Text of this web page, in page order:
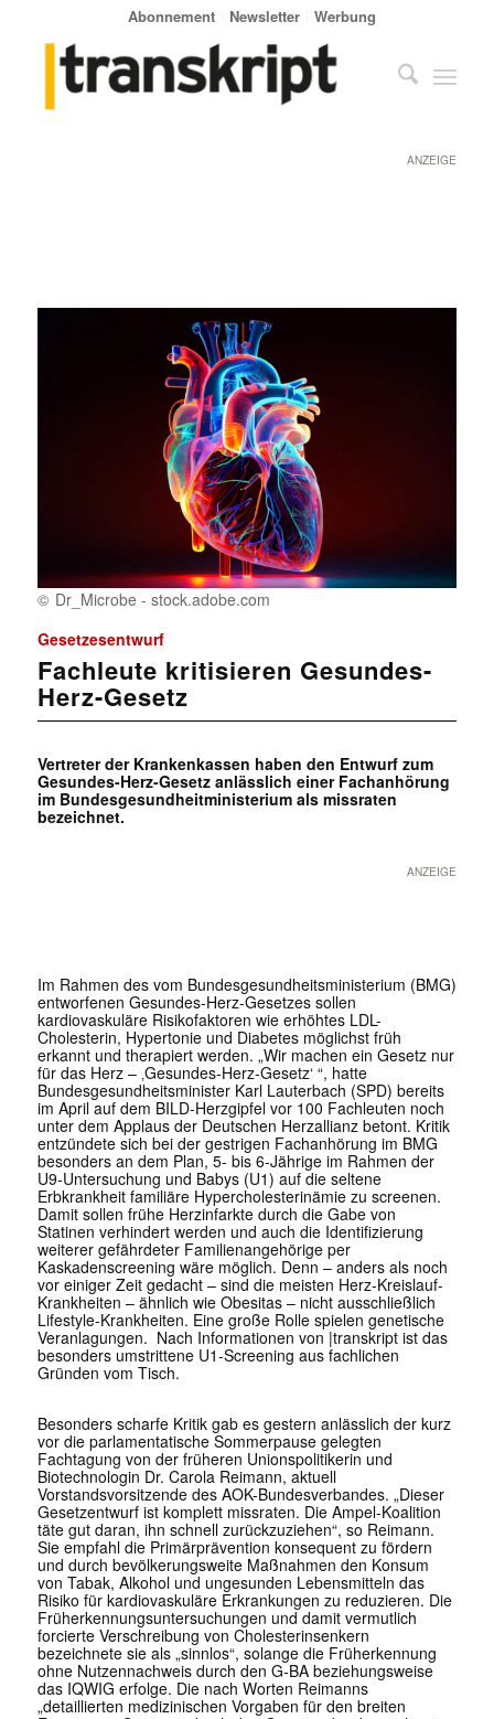
Abonnement Newsletter Werbung
ANZEIGE
Dr_Microbe - stock.adobe.com
Gesetzesentwurf
Fachleute kritisieren Gesundes-
Herz-Gesetz
Vertreter der Krankenkassen haben den Entwurf zum
Gesundes-Herz-Gesetz anlässlich einer Fachanhörung
im Bundesgesundheitministerium als missraten
bezeichnet.
ANZEIGE
Im Rahmen des vom Bundesgesundheitsministerium (BMG)
entworfenen Gesundes-Herz-Gesetzes sollen
kardiovaskuläre Risikofaktoren wie erhöhtes LDL-
Cholesterin, Hypertonie und Diabetes möglichst früh
erkannt und therapiert werden. „Wir machen ein Gesetz nur
für das Herz – ‚Gesundes-Herz-Gesetz‘ “, hatte
Bundesgesundheitsminister Karl Lauterbach (SPD) bereits
im April auf dem BILD-Herzgipfel vor 100 Fachleuten noch
unter dem Applaus der Deutschen Herzallianz betont. Kritik
entzündete sich bei der gestrigen Fachanhörung im BMG
besonders an dem Plan, 5- bis 6-Jährige im Rahmen der
U9-Untersuchung und Babys (U1) auf die seltene
Erbkrankheit familiäre Hypercholesterinämie zu screenen.
Damit sollen frühe Herzinfarkte durch die Gabe von
Statinen verhindert werden und auch die Identifizierung
weiterer gefährdeter Familienangehörige per
Kaskadenscreening wäre möglich. Denn – anders als noch
vor einiger Zeit gedacht – sind die meisten Herz-Kreislauf-
Krankheiten – ähnlich wie Obesitas – nicht ausschließlich
Lifestyle-Krankheiten. Eine große Rolle spielen genetische
Veranlagungen. Nach Informationen von |transkript ist das
besonders umstrittene U1-Screening aus fachlichen
Gründen vom Tisch.
Besonders scharfe Kritik gab es gestern anlässlich der kurz
vor die parlamentatische Sommerpause gelegten
Fachtagung von der früheren Unionspolitikerin und
Biotechnologin Dr. Carola Reimann, aktuell
Vorstandsvorsitzende des AOK-Bundesverbandes. „Dieser
Gesetzentwurf ist komplett missraten. Die Ampel-Koalition
täte gut daran, ihn schnell zurückzuziehen“, so Reimann.
Sie empfahl die Primärprävention konsequent zu fördern
und durch bevölkerungsweite Maßnahmen den Konsum
von Tabak, Alkohol und ungesunden Lebensmitteln das
Risiko für kardiovaskuläre Erkrankungen zu reduzieren. Die
Früherkennungsuntersuchungen und damit vermutlich
forcierte Verschreibung von Cholesterinsenkern
bezeichnete sie als „sinnlos“, solange die Früherkennung
ohne Nutzennachweis durch den G-BA beziehungsweise
das IQWIG erfolge. Die nach Worten Reimanns
„detaillierten medizinischen Vorgaben für den breiten